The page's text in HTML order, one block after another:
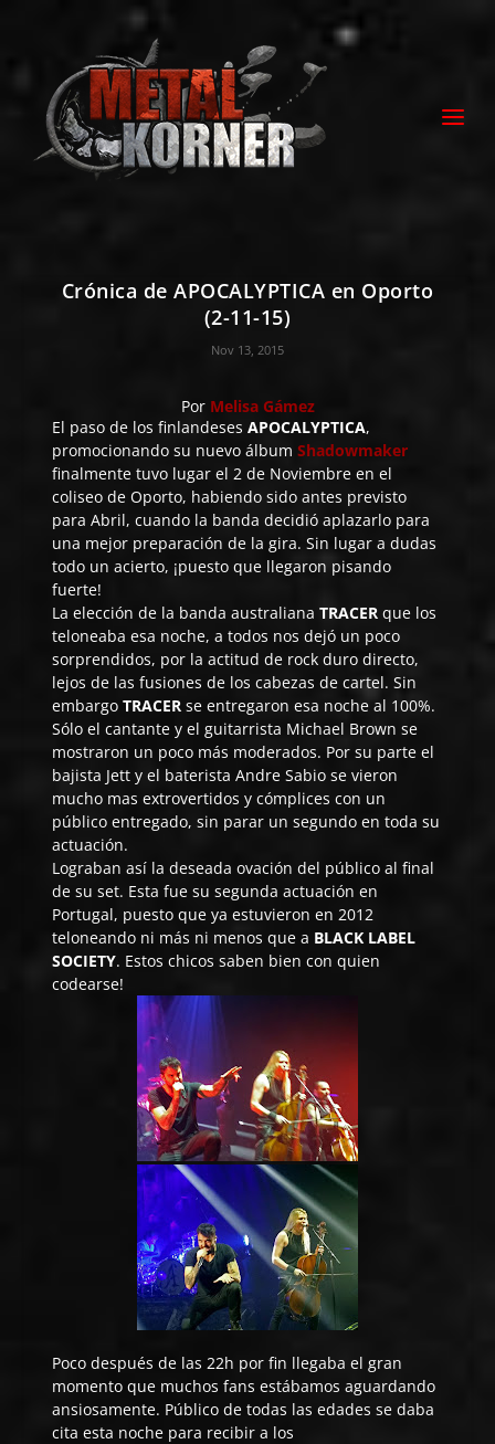
Crónica de APOCALYPTICA en Oporto
(2-11-15)
Nov 13, 2015
Por Melisa Gámez
El paso de los finlandesesAPOCALYPTICA,
promocionando su nuevo álbumShadowmaker
finalmente tuvo lugar el 2 de Noviembre en el
coliseo de Oporto, habiendo sido antes previsto
para Abril, cuando la banda decidió aplazarlo para
una mejor preparación de la gira. Sin lugar a dudas
todo un acierto, ¡puesto que llegaron pisando
fuerte!
La elección de la banda australianaTRACER que los
teloneaba esa noche, a todos nos dejó un poco
sorprendidos, por la actitud de rock duro directo,
lejos de las fusiones de los cabezas de cartel. Sin
embargoTRACER se entregaron esa noche al 100%.
Sólo el cantante y el guitarrista Michael Brown se
mostraron un poco más moderados. Por su parte el
bajista Jett y el baterista Andre Sabio se vieron
mucho mas extrovertidos y cómplices con un
público entregado, sin parar un segundo en toda su
actuación.
Lograban así la deseada ovación del público al final
de su set. Esta fue su segunda actuación en
Portugal, puesto que ya estuvieron en 2012
teloneando ni más ni menos que a BLACK LABEL
SOCIETY. Estos chicos saben bien con quien
codearse!
Poco después de las 22h por fin llegaba el gran
momento que muchos fans estábamos aguardando
ansiosamente. Público de todas las edades se daba
cita esta noche para recibir a los